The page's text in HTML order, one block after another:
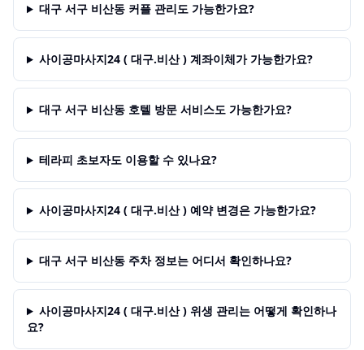
대구 서구 비산동 커플 관리도 가능한가요?
사이공마사지24 ( 대구.비산 ) 계좌이체가 가능한가요?
대구 서구 비산동 호텔 방문 서비스도 가능한가요?
테라피 초보자도 이용할 수 있나요?
사이공마사지24 ( 대구.비산 ) 예약 변경은 가능한가요?
대구 서구 비산동 주차 정보는 어디서 확인하나요?
사이공마사지24 ( 대구.비산 ) 위생 관리는 어떻게 확인하나
요?